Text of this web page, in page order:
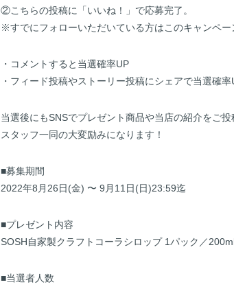
②こちらの投稿に「いいね！」で応募完了。
※すでにフォローいただいている方はこのキャンペー
・コメントすると当選確率UP
・フィード投稿やストーリー投稿にシェアで当選確率
当選後にもSNSでプレゼント商品や当店の紹介をご投
スタッフ一同の大変励みになります！
■募集期間
2022年8月26日(金) 〜 9月11日(日)23:59迄
■プレゼント内容
SOSH自家製クラフトコーラシロップ 1パック／
■当選者人数